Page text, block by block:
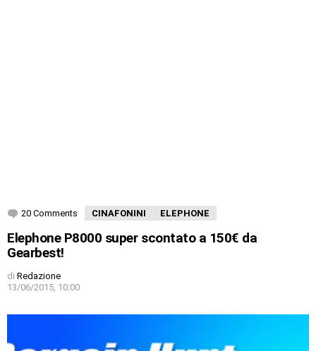
20 Comments CINAFONINI ELEPHONE
Elephone P8000 super scontato a 150€ da
Gearbest!
di Redazione
13/06/2015, 10:00